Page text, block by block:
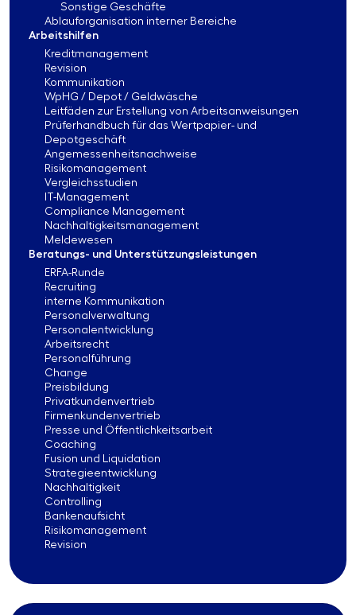
Sonstige Geschäfte
Ablauforganisation interner Bereiche
Arbeitshilfen
Kreditmanagement
Revision
Kommunikation
WpHG / Depot / Geldwäsche
Leitfäden zur Erstellung von Arbeitsanweisungen
Prüferhandbuch für das Wertpapier- und
Depotgeschäft
Angemessenheitsnachweise
Risikomanagement
Vergleichsstudien
IT-Management
Compliance Management
Nachhaltigkeitsmanagement
Meldewesen
Beratungs- und Unterstützungsleistungen
ERFA-Runde
Recruiting
interne Kommunikation
Personalverwaltung
Personalentwicklung
Arbeitsrecht
Personalführung
Change
Preisbildung
Privatkundenvertrieb
Firmenkundenvertrieb
Presse und Öffentlichkeitsarbeit
Coaching
Fusion und Liquidation
Strategieentwicklung
Nachhaltigkeit
Controlling
Bankenaufsicht
Risikomanagement
Revision